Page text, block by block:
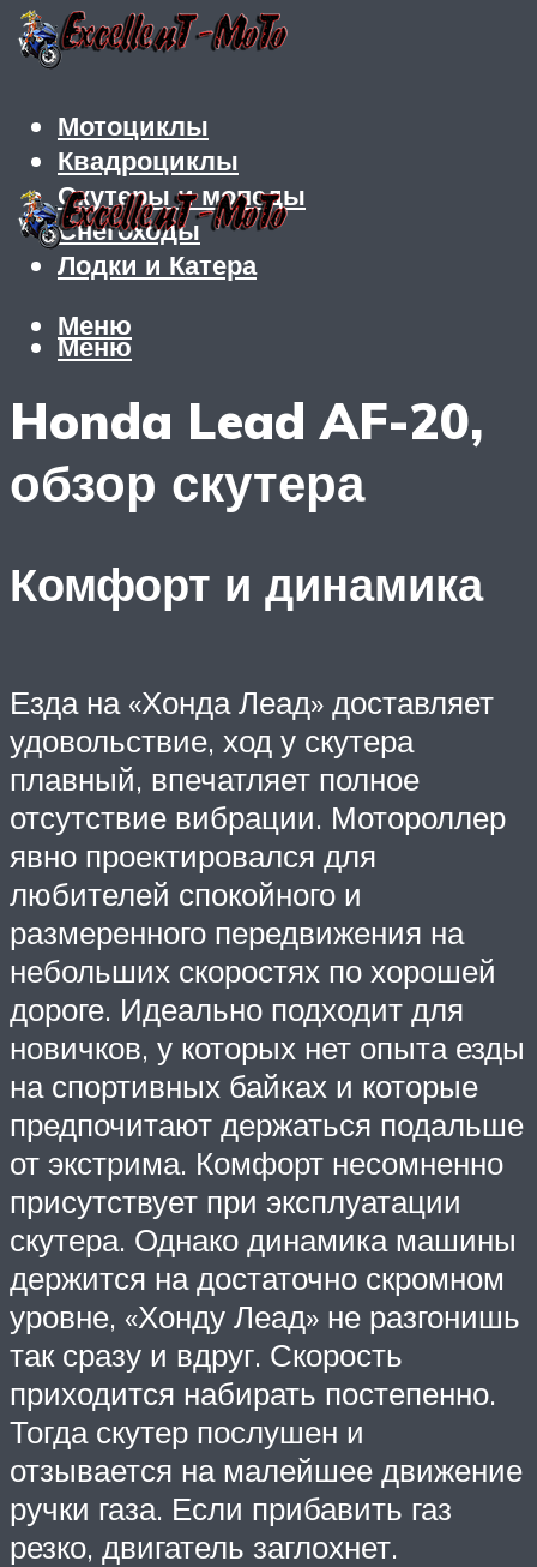
Мотоциклы
Квадроциклы
Скутеры и мопеды
Снегоходы
Лодки и Катера
Меню
Меню
Honda Lead AF-20,
обзор скутера
Комфорт и динамика
Езда на «Хонда Леад» доставляет
удовольствие, ход у скутера
плавный, впечатляет полное
отсутствие вибрации. Мотороллер
явно проектировался для
любителей спокойного и
размеренного передвижения на
небольших скоростях по хорошей
дороге. Идеально подходит для
новичков, у которых нет опыта езды
на спортивных байках и которые
предпочитают держаться подальше
от экстрима. Комфорт несомненно
присутствует при эксплуатации
скутера. Однако динамика машины
держится на достаточно скромном
уровне, «Хонду Леад» не разгонишь
так сразу и вдруг. Скорость
приходится набирать постепенно.
Тогда скутер послушен и
отзывается на малейшее движение
ручки газа. Если прибавить газ
резко, двигатель заглохнет.